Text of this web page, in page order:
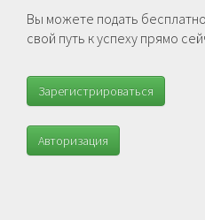
Вы можете подать
свой путь к успеху прямо
Зарегистрироваться
Авторизация